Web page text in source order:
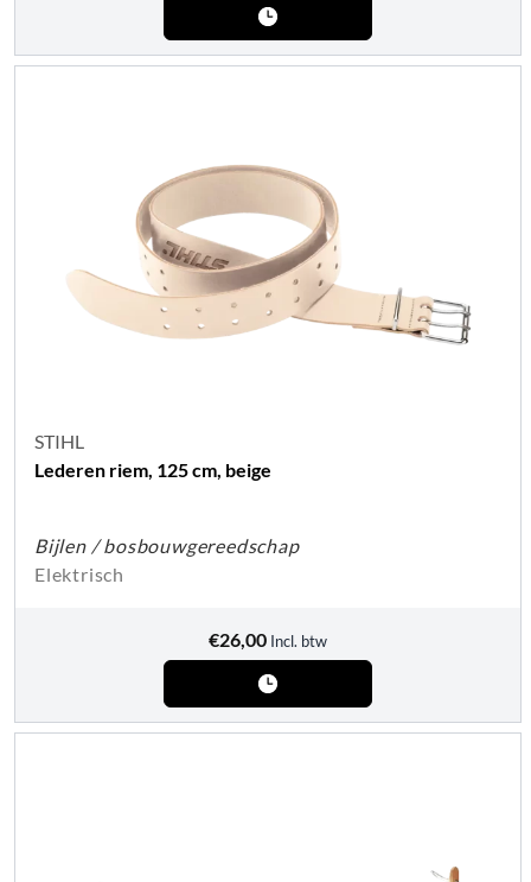
STIHL
Lederen riem, 125 cm, beige
Bijlen / bosbouwgereedschap
Elektrisch
€26,00 Incl. btw